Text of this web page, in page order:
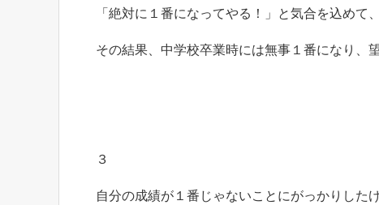
「絶対に１番になってやる！」と気合を込めて
その結果、中学校卒業時には無事１番になり、
３
自分の成績が１番じゃないことにがっかりしたけ